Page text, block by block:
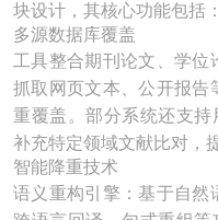
块设计，其核心功能包括：
多源数据库覆盖​
工具整合期刊论文、学位
抓取网页文本、公开报告
重覆盖。部分系统还支持
补充特定领域文献比对，
智能降重技术​
语义重构引擎：基于自然